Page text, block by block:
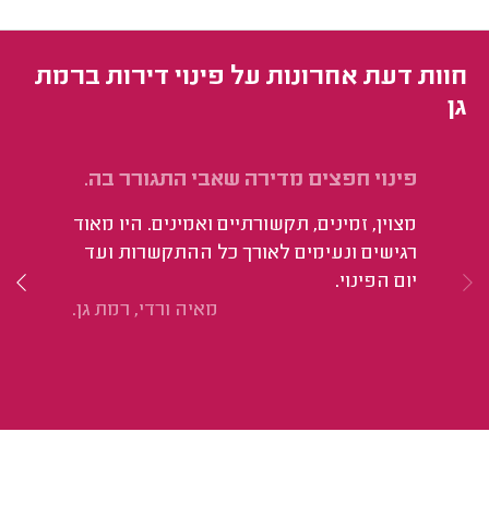
חוות דעת אחרונות על פינוי דירות ברמת
גן
פינוי חפצים מדירה שאבי התגורר בה.
מצוין, זמינים, תקשורתיים ואמינים. היו מאוד
רגישים ונעימים לאורך כל ההתקשרות ועד
יום הפינוי.
מאיה ורדי, רמת גן.